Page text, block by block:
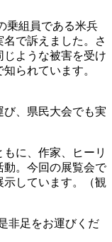
乗組員である米兵
で訴えました。さ
じような被害を受け
られています。
、県民大会でも実
に、作家、ヒーリ
動。今回の展覧会で
示しています。（観
非足をお運びくだ